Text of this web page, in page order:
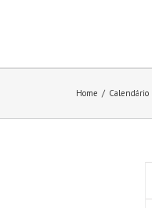
Home / Calendário